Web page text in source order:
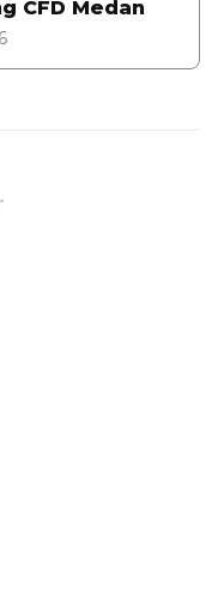
CFD Medan